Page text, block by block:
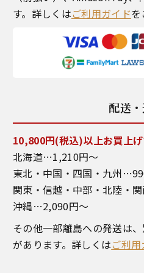
す。詳しくはご利用ガイドを
配送
10,800円(税込)以上お買上げ
北海道…1,210円～
東北・中国・四国・九州
関東・信越・中部・北陸・
沖縄…2,090円～
その他一部離島への発送は
があります。詳しくはご利